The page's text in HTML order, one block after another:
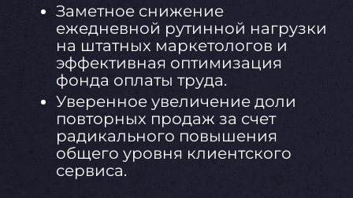
Заметное снижение
ежедневной рутинной нагрузки
на штатных маркетологов и
эффективная оптимизация
фонда оплаты труда.
Уверенное увеличение доли
повторных продаж за счет
радикального повышения
общего уровня клиентского
сервиса.